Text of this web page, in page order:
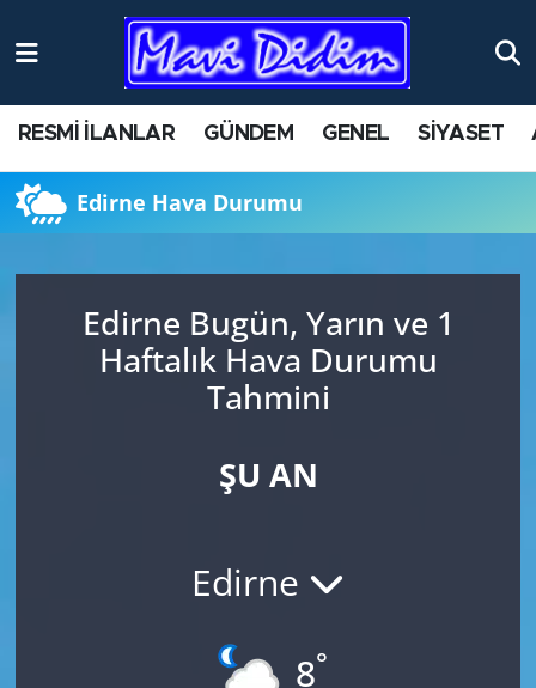
RESMİ İLANLAR GÜNDEM GENEL SİYASET
Edirne Hava Durumu
Edirne Bugün, Yarın ve 1
Haftalık Hava Durumu
Tahmini
ŞU AN
Edirne
8°
ANTİK YERLER
AYDIN
BİLİM VE TEKNOLOJİ
ÇEVRE
HABERDE İNSAN
Nöbetçi Eczaneler
Namaz Vakitleri
Trafik Durumu
Süper Lig Puan Durumu ve Fikstür
Tüm Manşetler